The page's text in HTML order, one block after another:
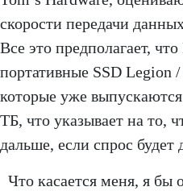
скорости передачи
Все это предполагает,
портативные SSD Legion
которые уже
ТБ, что указывает на то,
дальше, если спрос будет
Что касается меня, я бы